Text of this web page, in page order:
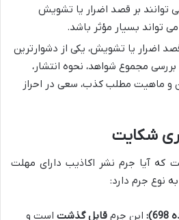
توانند بر قصد اضرار یا تشویش
تواند بسیار مؤثر باشد.
اضرار یا تشویش، یکی از دشوارترین
مجموع شواهد، نحوه انتشار،
و ماهیت مطلب کذب، سعی در احراز
شکایت
که آیا جرم نشر اکاذیب دارای مهلت
نوع جرم دارد:
این جرم قابل گذشت است و